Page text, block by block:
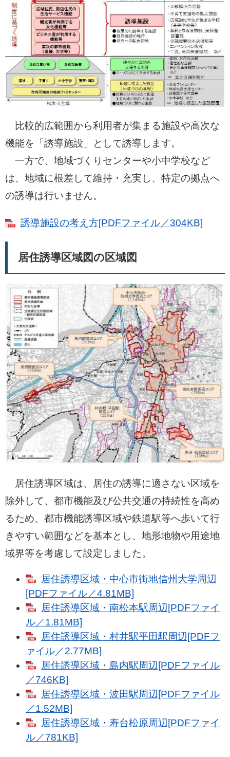
比較的広範囲から利用者が集まる施設や高次な
機能を「誘導施設」として誘導します。
一方で、地域づくりセンターや小中学校など
は、地域に根差して維持・充実し、特定の拠点へ
の誘導は行いません。
誘導施設の考え方[PDFファイル／304KB]
居住誘導区域図の区域図
居住誘導区域は、居住の誘導に適さない区域を
除外して、都市機能及び公共交通の持続性を高め
るため、都市機能誘導区域や鉄道駅等へ歩いて行
きやすい範囲などを基本とし、地形地物や用途地
域界等を考慮して設定しました。
居住誘導区域・中心市街地信州大学周辺
[PDFファイル／4.81MB]
居住誘導区域・南松本駅周辺[PDFファイ
ル／1.81MB]
居住誘導区域・村井駅平田駅周辺[PDFフ
ァイル／2.77MB]
居住誘導区域・島内駅周辺[PDFファイル
／746KB]
居住誘導区域・波田駅周辺[PDFファイル
／1.52MB]
居住誘導区域・寿台松原周辺[PDFファイ
ル／781KB]